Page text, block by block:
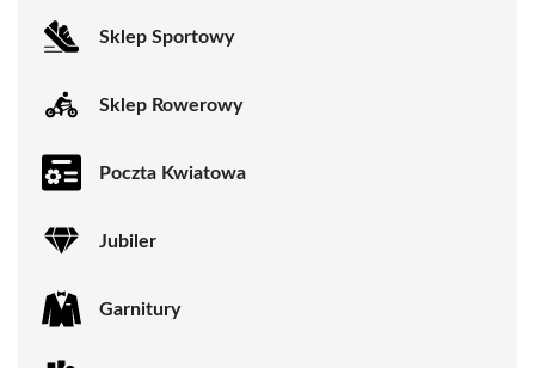
Sklep Sportowy
Sklep Rowerowy
Poczta Kwiatowa
Jubiler
Garnitury